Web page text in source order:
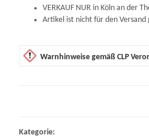
VERKAUF NUR in Köln an der
Artikel ist nicht für den Versand
Warnhinweise gemäß CLP
Kategorie: